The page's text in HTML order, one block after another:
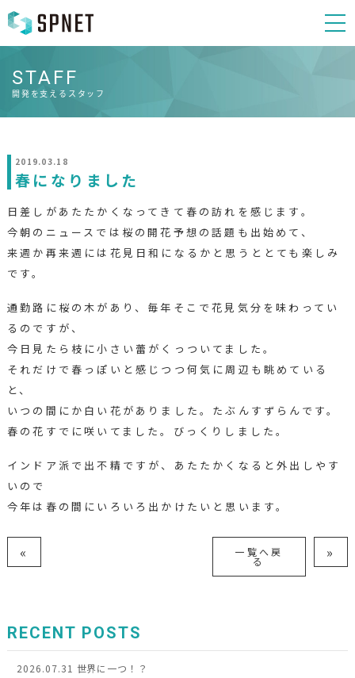
STAFF
開発を支えるスタッフ
2019.03.18
春になりました
日差しがあたたかくなってきて春の訪れを感じます。
今朝のニュースでは桜の開花予想の話題も出始めて、
来週か再来週には花見日和になるかと思うととても楽しみ
です。
通勤路に桜の木があり、毎年そこで花見気分を味わってい
るのですが、
今日見たら枝に小さい蕾がくっついてました。
それだけで春っぽいと感じつつ何気に周辺も眺めている
と、
いつの間にか白い花がありました。たぶんすずらんです。
春の花すでに咲いてました。びっくりしました。
インドア派で出不精ですが、あたたかくなると外出しやす
いので
今年は春の間にいろいろ出かけたいと思います。
« 一覧へ戻
る »
RECENT POSTS
2026.07.31 世界に一つ！？